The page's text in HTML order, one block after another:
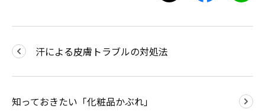
汗による皮膚トラブルの対処法
知っておきたい「化粧品かぶれ」